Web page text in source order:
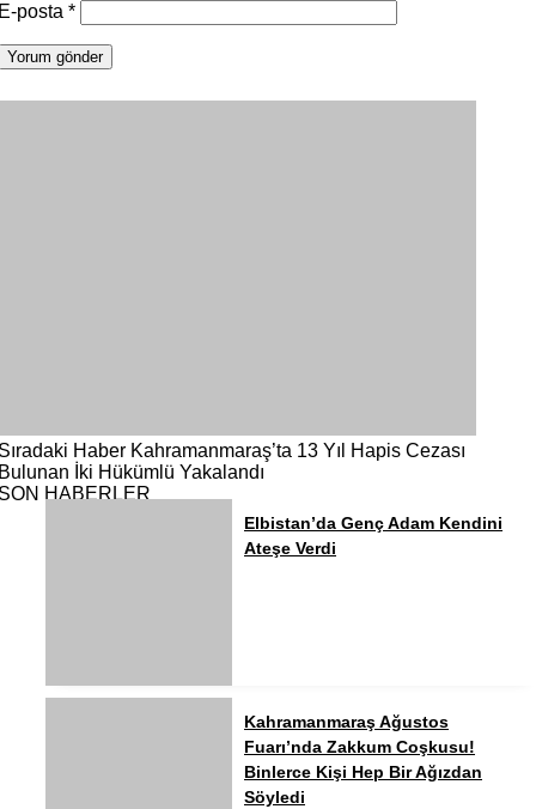
posta *
Haber Kahramanmaraş’ta 13 Yıl Hapis Cezası
İki Hükümlü Yakalandı
HABERLER
Elbistan’da Genç Adam Kendini
Ateşe Verdi
Kahramanmaraş Ağustos
Fuarı’nda Zakkum Coşkusu!
Binlerce Kişi Hep Bir Ağızdan
Söyledi